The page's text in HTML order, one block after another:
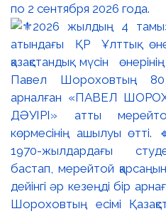
по 2 сентября 2026 года.